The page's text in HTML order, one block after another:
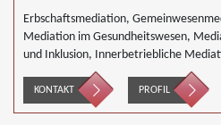
Erbschaftsmediation,
Mediation im Gesundheitswesen,
und Inklusion, Innerbetriebliche
Generationskonflikten, Mediation bei
Mediation bei Team- und
Unternehmensnachfolgen,
KONTAKT PROFIL